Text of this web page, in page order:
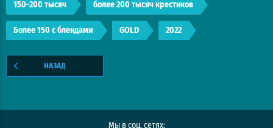
150-200 тысяч более 200 тысяч крестиков
Более 150 с блендами GOLD 2022
НАЗАД
Мы в соц. сетях: